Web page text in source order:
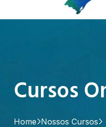
Cursos
Home Nossos Cursos